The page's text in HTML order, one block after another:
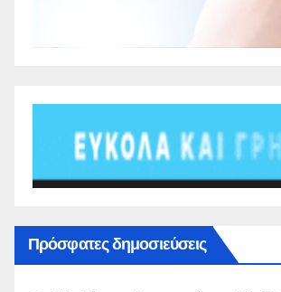
Πρόσφατες δημοσιεύσεις